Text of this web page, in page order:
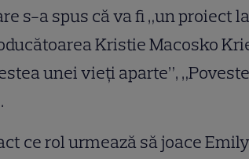
s-a spus că va fi „un proiect la
Kristie Macosko
unei vieți aparte”,
ce rol urmează să joace Emily